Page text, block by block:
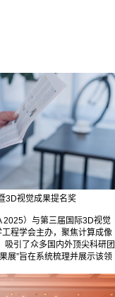
3D视觉成果提名奖
）与第三届国际3D视觉
程学会主办，聚焦计算成像
引了众多国内外顶尖科研团
展”旨在系统梳理并展示该领